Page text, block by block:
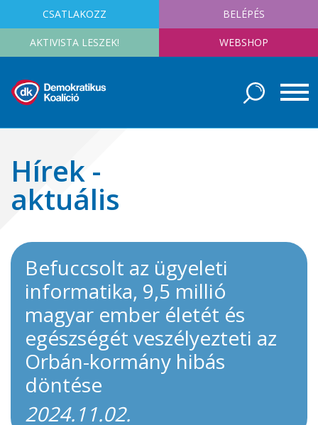
CSATLAKOZZ BELÉPÉS
AKTIVISTA LESZEK! WEBSHOP
Hírek -
aktuális
Befuccsolt az ügyeleti
informatika, 9,5 millió
magyar ember életét és
egészségét veszélyezteti az
Orbán-kormány hibás
döntése
2024.11.02.